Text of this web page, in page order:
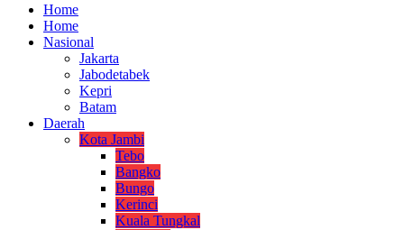
Home
Home
Nasional
Jakarta
Jabodetabek
Kepri
Batam
Daerah
Kota Jambi
Tebo
Bangko
Bungo
Kerinci
Kuala Tungkal